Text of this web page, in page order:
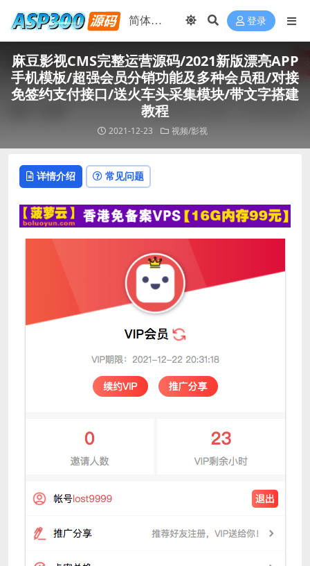
登录
麻豆影视CMS完整运营源码/2021新版漂亮APP
手机模板/超强会员分销功能及多种会员租/对接
免签约支付接口/送火车头采集模块/带文字搭建
教程
2021-12-23 视频/影视
详情介绍 常见问题